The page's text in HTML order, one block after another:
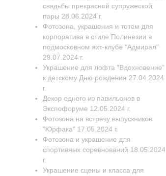
свадьбы прекрасной супружеской
пары 28.06.2024 г.
Фотозона, украшения и тотем для
корпоратива в стиле Полинезии в
подмосковном яхт-клубе "Адмирал"
29.07.2024 г.
Украшение для лофта "Вдохновение"
к детскому Дню рождения 27.04.2024
г.
Декор одного из павильонов в
Экспофоруме 12.05.2024 г.
Фотозона на встречу выпускников
"Юрфака" 17.05.2024 г.
Фотозона и украшение для
спортивных соревнований 18.05.2024
г.
Украшение сцены и класса для